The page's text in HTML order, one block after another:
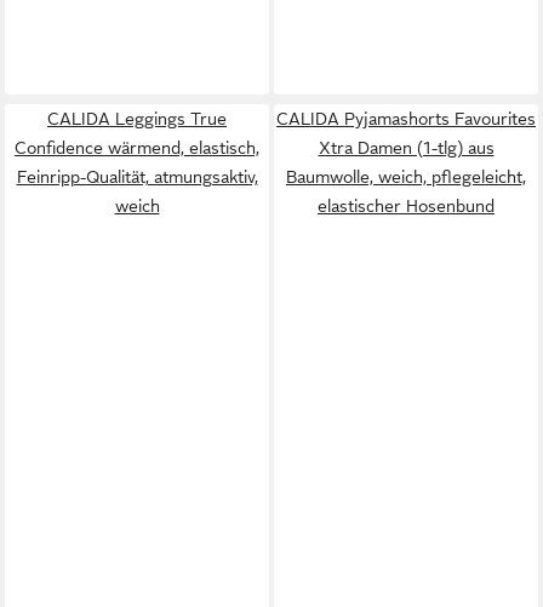
CALIDA Leggings True
Confidence wärmend, elastisch,
Feinripp-Qualität, atmungsaktiv,
weich
CALIDA Pyjamashorts Favourites
Xtra Damen (1-tlg) aus
Baumwolle, weich, pflegeleicht,
elastischer Hosenbund